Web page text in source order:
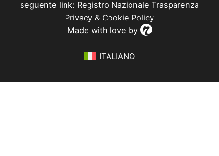
seguente link: Registro Nazionale Trasparenza
Privacy & Cookie Policy
Made with love by
ITALIANO